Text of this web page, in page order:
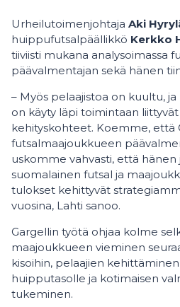
Urheilutoimenjohtaja Aki
huippufutsalpäällikkö Kerkko
tiiviisti mukana analysoimassa
päävalmentajan sekä hänen
– Myös pelaajistoa on kuultu,
on käyty läpi toimintaan
kehityskohteet. Koemme, että
futsalmaajoukkueen
uskomme vahvasti, että hänen
suomalainen futsal ja
tulokset kehittyvät
vuosina, Lahti sanoo.
Gargellin työtä ohjaa kolme
maajoukkueen vieminen
kisoihin, pelaajien
huipputasolle ja kotimaisen
tukeminen.